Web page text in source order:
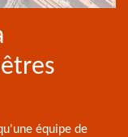
équipe de